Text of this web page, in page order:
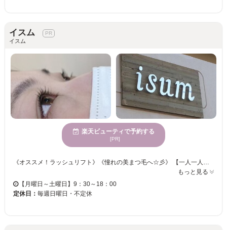
イスム
イスム
楽天ビューティで予約する
[PR]
《オススメ！ラッシュリフト》《憧れの美まつ毛へ☆彡》 【一人一人のご要望や、目の形・状態に合わせてエクステの種類を選んでくれる♪】 オシャレなデザインに女子力UP♪♪マツエク初心者から上級者の方までお任せください。 まつエクとラッシュリフトの同時施術可能！根元からしっかり立ち上げ、魅力的なまつげに☆ 気分に合わせて目元の印象をチェンジしませんか？お気軽にご来店くださいませ。
もっと見る
【月曜日～土曜日】9：30～18：00
定休日： 毎週日曜日・不定休